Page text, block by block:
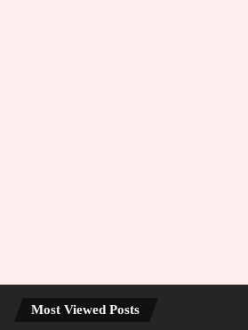
Most Viewed Posts